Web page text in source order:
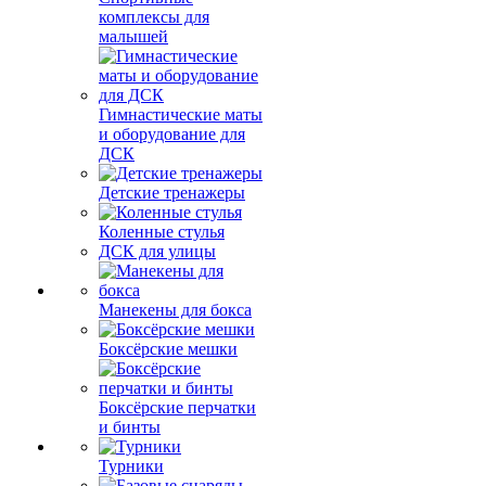
комплексы для
малышей
Гимнастические маты
и оборудование для
ДСК
Детские тренажеры
Коленные стулья
ДСК для улицы
Манекены для бокса
Боксёрские мешки
Боксёрские перчатки
и бинты
Турники